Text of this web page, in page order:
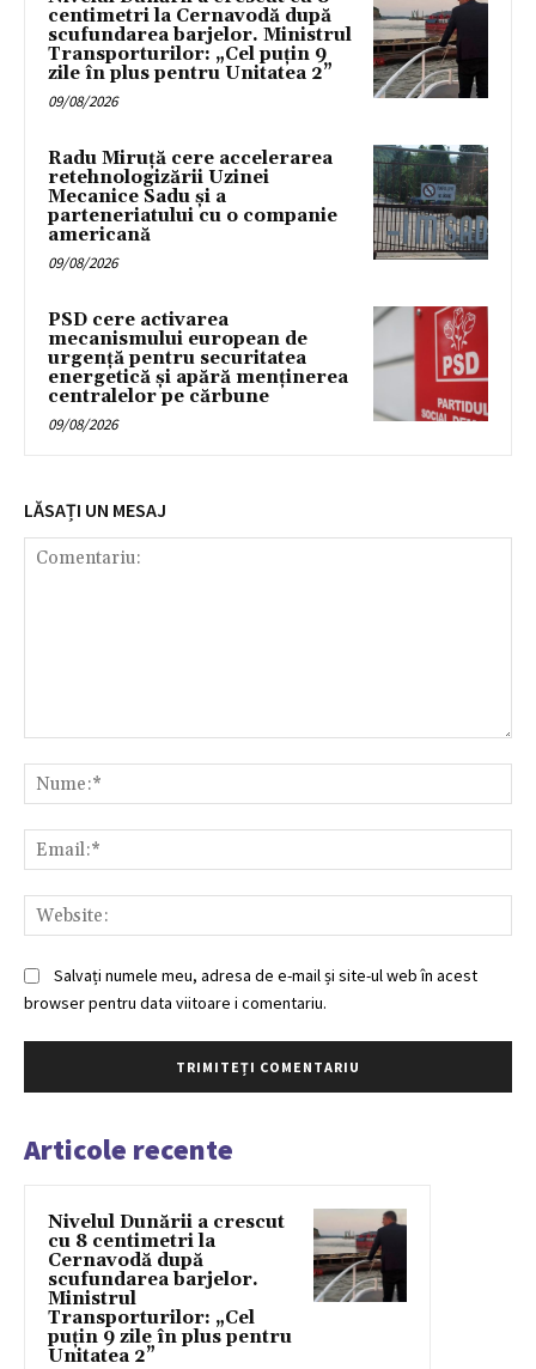
centimetri la Cernavodă după
scufundarea barjelor. Ministrul
Transporturilor: „Cel puțin 9
zile în plus pentru Unitatea 2”
09/08/2026
Radu Miruță cere accelerarea
retehnologizării Uzinei
Mecanice Sadu și a
parteneriatului cu o companie
americană
09/08/2026
PSD cere activarea
mecanismului european de
urgență pentru securitatea
energetică și apără menținerea
centralelor pe cărbune
09/08/2026
LĂSAȚI UN MESAJ
Salvați numele meu, adresa de e-mail și site-ul web în acest
browser pentru data viitoare i comentariu.
Articole recente
Nivelul Dunării a crescut
cu 8 centimetri la
Cernavodă după
scufundarea barjelor.
Ministrul
Transporturilor: „Cel
puțin 9 zile în plus pentru
Unitatea 2”